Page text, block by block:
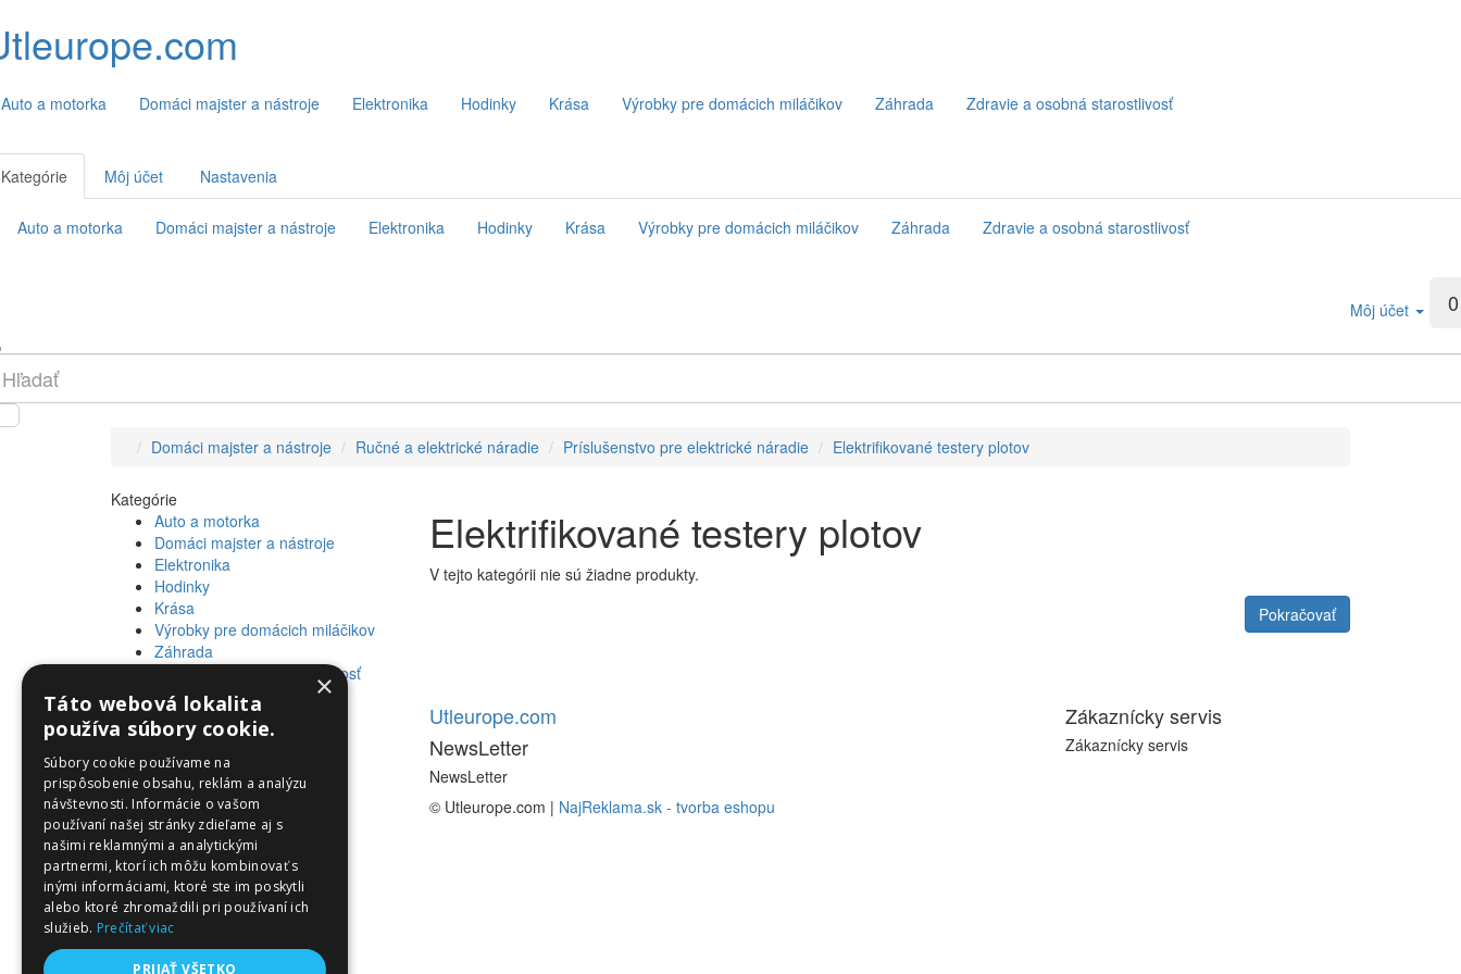
Auto a motorka Domáci majster a nástroje Elektronika Hodinky Krása Výrobky pre domácich miláčikov Záhrada Zdravie a osobná starostlivosť
Kategórie Môj účet Nastavenia
Auto a motorka Domáci majster a nástroje Elektronika Hodinky Krása Výrobky pre domácich miláčikov Záhrada Zdravie a osobná starostlivosť
0
Môj účet
Domáci majster a nástroje Ručné a elektrické náradie Príslušenstvo pre elektrické náradie Elektrifikované testery plotov
Kategórie
Auto a motorka
Domáci majster a nástroje
Elektronika
Hodinky
Krása
Výrobky pre domácich miláčikov
Záhrada
Zdravie a osobná starostlivosť
Elektrifikované testery plotov
V tejto kategórii nie sú žiadne produkty.
Pokračovať
Informácie
Utleurope.com
NewsLetter
NewsLetter
Zákaznícky servis
Zákaznícky servis
© Utleurope.com | NajReklama.sk - tvorba eshopu
×
Táto webová lokalita
používa súbory cookie.
Súbory cookie používame na
prispôsobenie obsahu, reklám a analýzu
návštevnosti. Informácie o vašom
používaní našej stránky zdieľame aj s
našimi reklamnými a analytickými
partnermi, ktorí ich môžu kombinovať s
inými informáciami, ktoré ste im poskytli
alebo ktoré zhromaždili pri používaní ich
služieb. Prečítať viac
PRIJAŤ VŠETKO